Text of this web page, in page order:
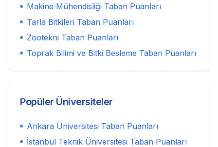
Makine Mühendisliği Taban Puanları
Tarla Bitkileri Taban Puanları
Zootekni Taban Puanları
Toprak Bilimi ve Bitki Besleme Taban Puanları
Popüler Üniversiteler
Ankara Üniversitesi Taban Puanları
İstanbul Teknik Üniversitesi Taban Puanları